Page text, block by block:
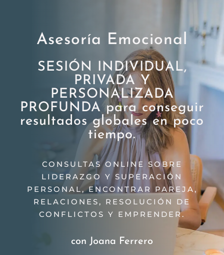
Asesoría Emocional
SESIÓN INDIVIDUAL,
PRIVADA Y
PERSONALIZADA
PROFUNDA para conseguir
resultados globales en poco
tiempo.
CONSULTAS ONLINE SOBRE
LIDERAZGO Y SUPERACIÓN
PERSONAL, ENCONTRAR PAREJA,
RELACIONES, RESOLUCIÓN DE
CONFLICTOS Y EMPRENDER.
con Joana Ferrero